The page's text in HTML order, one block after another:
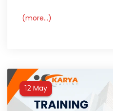
(more…)
12 May